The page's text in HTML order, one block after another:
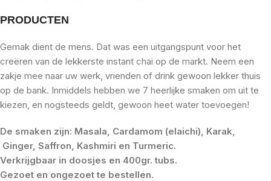
PRODUCTEN
Gemak dient de mens. Dat was een uitgangspunt voor het
creëren van de lekkerste instant chai op de markt. Neem een
zakje mee naar uw werk, vrienden of drink gewoon lekker thuis
op de bank. Inmiddels hebben we 7 heerlijke smaken om uit te
kiezen, en nogsteeds geldt, gewoon heet water toevoegen!
De smaken zijn: Masala, Cardamom (elaichi), Karak,
Ginger, Saffron, Kashmiri en Turmeric.
Verkrijgbaar in doosjes en 400gr. tubs.
Gezoet en ongezoet te bestellen.